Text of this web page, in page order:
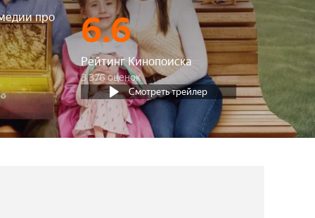
про
6.6
Рейтинг Кинопоиска
3 376 оценок
Смотреть трейлер